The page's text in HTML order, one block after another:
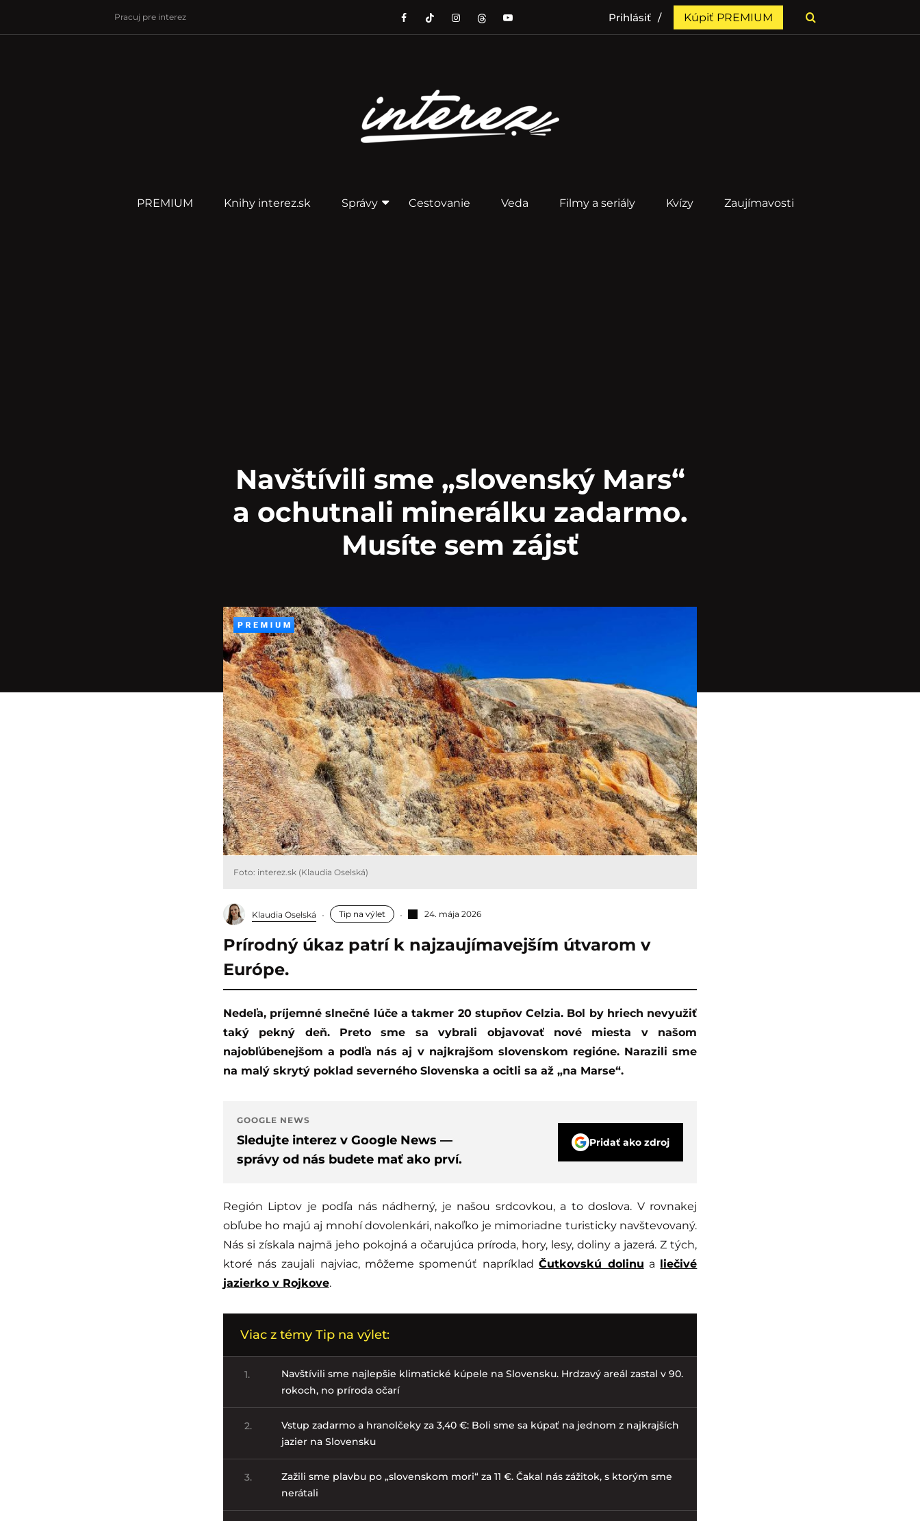
Pracuj pre interez Prihlásiť Kúpiť PREMIUM
PREMIUM Knihy interez.sk Správy Cestovanie Veda Filmy a seriály Kvízy Zaujímavosti
Navštívili sme „slovenský Mars“
a ochutnali minerálku zadarmo.
Musíte sem zájsť
Foto: interez.sk (Klaudia Oselská)
Klaudia Oselská Tip na výlet 24. mája 2026
Prírodný úkaz patrí k najzaujímavejším útvarom v
Európe.
Nedeľa, príjemné slnečné lúče a takmer 20 stupňov Celzia. Bol by hriech nevyužiť
taký pekný deň. Preto sme sa vybrali objavovať nové miesta v našom
najobľúbenejšom a podľa nás aj v najkrajšom slovenskom regióne. Narazili sme
na malý skrytý poklad severného Slovenska a ocitli sa až „na Marse“.
GOOGLE NEWS
Sledujte interez v Google News —
správy od nás budete mať ako prví.
Pridať ako zdroj
Región Liptov je podľa nás nádherný, je našou srdcovkou, a to doslova. V rovnakej
obľube ho majú aj mnohí dovolenkári, nakoľko je mimoriadne turisticky navštevovaný.
Nás si získala najmä jeho pokojná a očarujúca príroda, hory, lesy, doliny a jazerá. Z tých,
ktoré nás zaujali najviac, môžeme spomenúť napríkladČutkovskú dolinu a liečivé
jazierko v Rojkove.
Viac z témy Tip na výlet:
1.
Navštívili sme najlepšie klimatické kúpele na Slovensku. Hrdzavý areál zastal v 90.
rokoch, no príroda očarí
2.
Vstup zadarmo a hranolčeky za 3,40 €: Boli sme sa kúpať na jednom z najkrajších
jazier na Slovensku
3.
Zažili sme plavbu po „slovenskom mori“ za 11 €. Čakal nás zážitok, s ktorým sme
nerátali